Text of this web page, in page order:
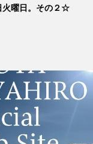
火曜日。その２☆